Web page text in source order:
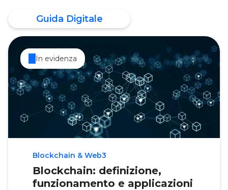
Guida Digitale
Blockchain & Web3
Blockchain: definizione,
funzionamento e applicazioni
In evidenza